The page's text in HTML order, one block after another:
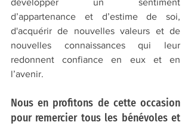
d’appartenance et d’estime de soi,
d'acquérir de nouvelles valeurs et de
nouvelles connaissances qui leur
redonnent confiance en eux et en
l’avenir.
Nous en profitons de cette occasion
pour remercier tous les bénévoles et